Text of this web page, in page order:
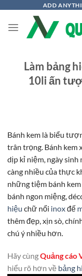
nội
ADD
Làm bảng
10li ấn
Bánh kem là biểu
trân trọng. Bánh kem
dịp kỉ niệm, ngày sinh
càng nhiều của thực
những tiệm bánh
bánh ngon miệng,
hiệu chữ nổi inoxđế
thêmđẹp, xịn sò,
chú ý nhiều hơn.
Hãy cùngQuảng cáo
hiểu rõ hơn về bảng